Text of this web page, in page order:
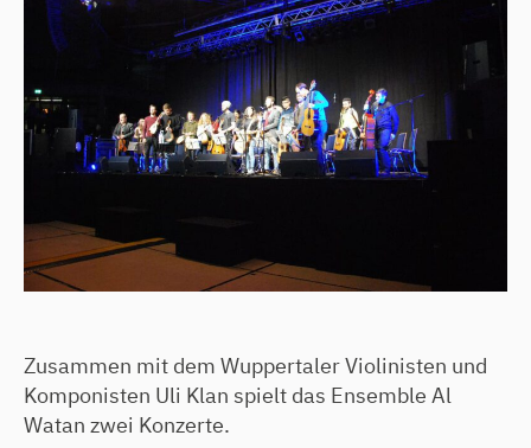
Zusammen mit dem Wuppertaler Violinisten und
Komponisten Uli Klan spielt das Ensemble Al
Watan zwei Konzerte.